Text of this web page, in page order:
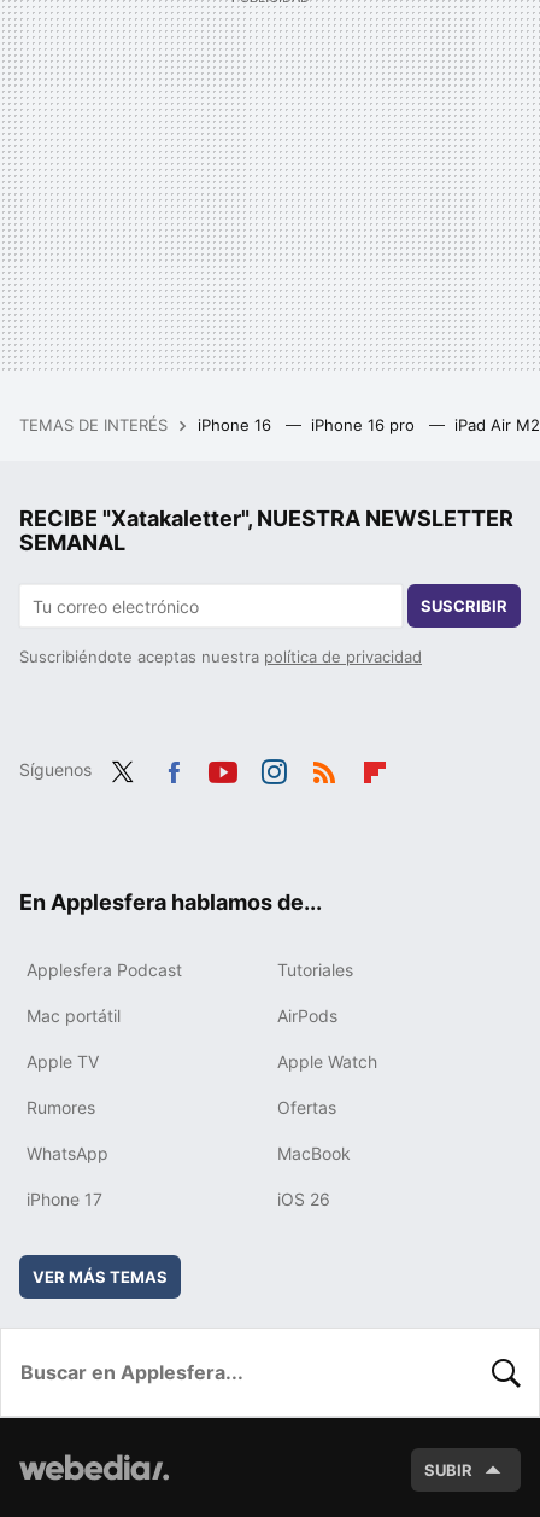
TEMAS DE INTERÉS iPhone 16 iPhone 16 pro iPad Air
RECIBE "Xatakaletter", NUESTRA NEWSLETTER
SEMANAL
SUSCRIBIR
Suscribiéndote aceptas nuestra política de privacidad
Síguenos
En Applesfera hablamos de...
Applesfera Podcast Tutoriales
Mac portátil AirPods
Apple TV Apple Watch
Rumores Ofertas
WhatsApp MacBook
iPhone 17 iOS 26
VER MÁS TEMAS
SUBIR